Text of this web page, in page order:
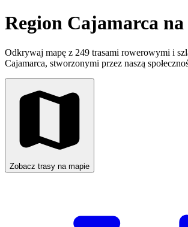
Region Cajamarca
Odkrywaj mapę z 249 trasami rowerowymi i
Cajamarca, stworzonymi przez naszą
Zobacz trasy na mapie